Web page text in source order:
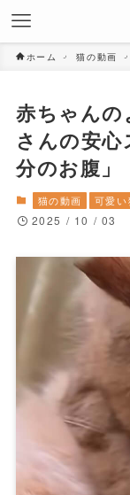
ホーム 猫の動画
赤ちゃん
さんの安
分のお腹」
猫の動画 可愛い
2025 / 10 / 03